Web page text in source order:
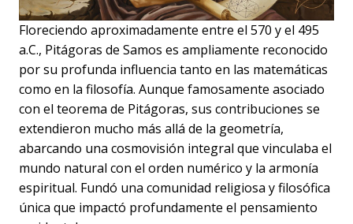
Floreciendo aproximadamente entre el 570 y el 495
a.C., Pitágoras de Samos es ampliamente reconocido
por su profunda influencia tanto en las matemáticas
como en la filosofía. Aunque famosamente asociado
con el teorema de Pitágoras, sus contribuciones se
extendieron mucho más allá de la geometría,
abarcando una cosmovisión integral que vinculaba el
mundo natural con el orden numérico y la armonía
espiritual. Fundó una comunidad religiosa y filosófica
única que impactó profundamente el pensamiento